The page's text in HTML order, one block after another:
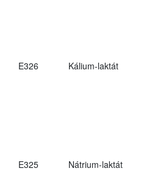
E326 Kálium-laktát
E325 Nátrium-laktát